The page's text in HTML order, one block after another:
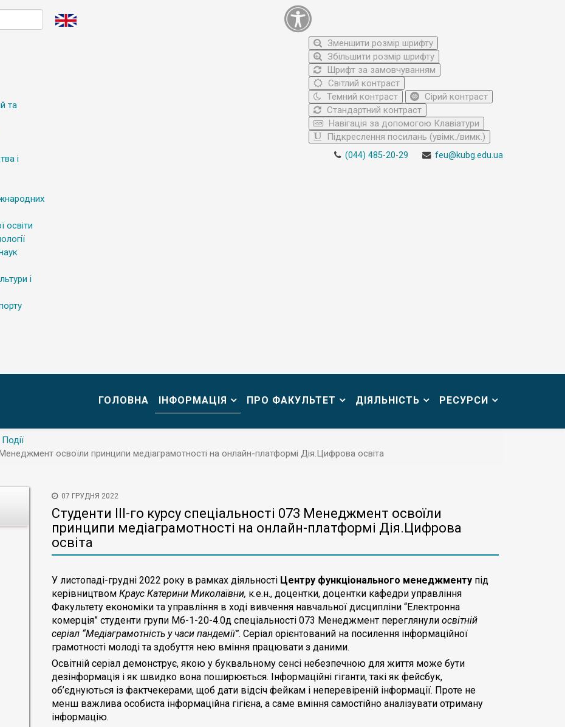
та
і
освіти
і
Зменшити розмір шрифту
Збільшити розмір шрифту
Шрифт за замовчуванням
Світлий контраст
Темний контраст
Сірий контраст
Стандартний контраст
Навігація за допомогою Клавіатури
Підкреслення посилань (увімк./вимк.)
(044) 485-20-29 feu@kubg.edu.ua
ГОЛОВНА ІНФОРМАЦІЯ ПРО ФАКУЛЬТЕТ ДІЯЛЬНІСТЬ РЕСУРСИ
Події
Менеджмент освоїли принципи медіаграмотності на онлайн-платформі Дія.Цифрова освіта
07 ГРУДНЯ 2022
Студенти ІІІ-го курсу спеціальності 073 Менеджмент освоїли
принципи медіаграмотності на онлайн-платформі Дія.Цифрова
освіта
У листопаді-грудні 2022 року в рамках діяльності Центру функціонального менеджменту під
керівництвом Краус Катерини Миколаївни, к.е.н., доцентки, доцентки кафедри управління
Факультету економіки та управління в ході вивчення навчальної дисципліни “Електронна
комерція” студенти групи Мб-1-20-4.0д спеціальності 073 Менеджмент переглянули освітній
серіал “Медіаграмотність у часи пандемії”. Серіал орієнтований на посилення інформаційної
грамотності молоді та здобуття нею вміння працювати з даними.
Освітній серіал демонструє, якою у буквальному сенсі небезпечною для життя може бути
дезінформація і як швидко вона поширюється. Інформаційні гіганти, такі як фейсбук,
об’єднуються із фактчекерами, щоб дати відсіч фейкам і неперевіреній інформації. Проте не
менш важлива особиста інформаційна гігієна, а саме вміння самостійно аналізувати отриману
інформацію.